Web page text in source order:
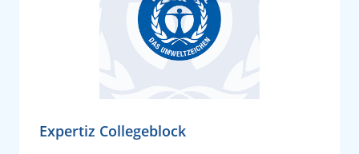
Expertiz Collegeblock